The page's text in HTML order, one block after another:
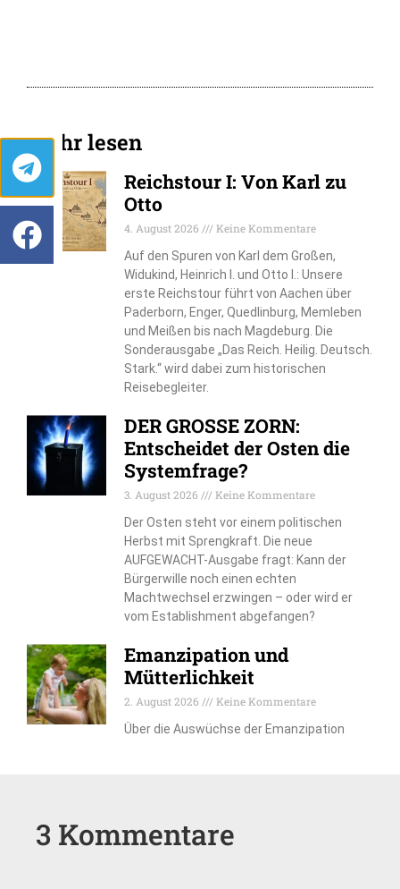
Mehr lesen
Reichstour I: Von Karl zu
Otto
4. August 2026
Keine Kommentare
Auf den Spuren von Karl dem Großen,
Widukind, Heinrich I. und Otto I.: Unsere
erste Reichstour führt von Aachen über
Paderborn, Enger, Quedlinburg, Memleben
und Meißen bis nach Magdeburg. Die
Sonderausgabe „Das Reich. Heilig. Deutsch.
Stark.“ wird dabei zum historischen
Reisebegleiter.
DER GROSSE ZORN:
Entscheidet der Osten die
Systemfrage?
3. August 2026
Keine Kommentare
Der Osten steht vor einem politischen
Herbst mit Sprengkraft. Die neue
AUFGEWACHT-Ausgabe fragt: Kann der
Bürgerwille noch einen echten
Machtwechsel erzwingen – oder wird er
vom Establishment abgefangen?
Emanzipation und
Mütterlichkeit
2. August 2026
Keine Kommentare
Über die Auswüchse der Emanzipation
3 Kommentare